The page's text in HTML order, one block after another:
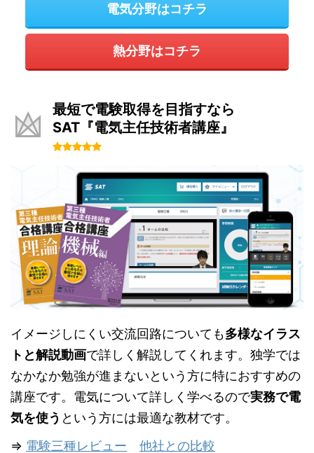
電気分野はコチラ
熱分野はコチラ
最短で電験取得を目指すなら
SAT『電気主任技術者講座』
イメージしにくい交流回路についても多様なイラス
トと解説動画で詳しく解説してくれます。独学では
なかなか勉強が進まないという方に特におすすめの
講座です。電気について詳しく学べるので実務で電
気を使う という方には最適な教材です。
⇒ 電験三種レビュー 他社との比較